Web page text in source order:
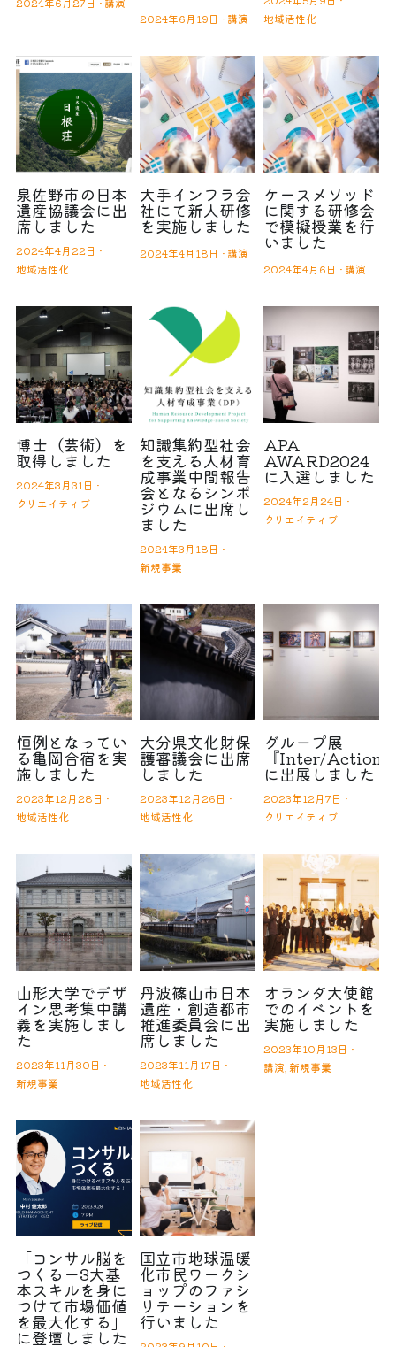
2024年6月19日 · 講演
地域活性化
泉佐野市の日本
遺産協議会に出
席しました
2024年4月22日 ·
地域活性化
大手インフラ会
社にて新人研修
を実施しました
2024年4月18日 · 講演
ケースメソッド
に関する研修会
で模擬授業を行
いました
2024年4月6日 · 講演
博士（芸術）を
取得しました
2024年3月31日 ·
クリエイティブ
知識集約型社会
を支える人材育
成事業中間報告
会となるシンポ
ジウムに出席し
ました
2024年3月18日 ·
新規事業
APA
AWARD2024
に入選しました
2024年2月24日 ·
クリエイティブ
恒例となってい
る亀岡合宿を実
施しました
2023年12月28日 ·
地域活性化
大分県文化財保
護審議会に出席
しました
2023年12月26日 ·
地域活性化
グループ展
『Inter/Action
に出展しました
2023年12月7日 ·
クリエイティブ
山形大学でデザ
イン思考集中講
義を実施しまし
た
2023年11月30日 ·
新規事業
丹波篠山市日本
遺産・創造都市
推進委員会に出
席しました
2023年11月17日 ·
地域活性化
オランダ大使館
でのイベントを
実施しました
2023年10月13日 ·
講演, 新規事業
「コンサル脳を
つくるー3大基
本スキルを身に
つけて市場価値
を最大化する」
に登壇しました
国立市地球温暖
化市民ワークシ
ョップのファシ
リテーションを
行いました